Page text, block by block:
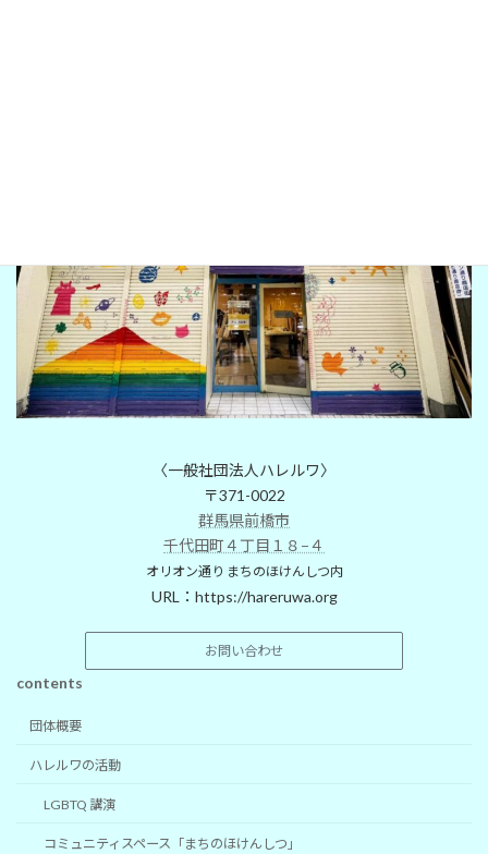
〈一般社団法人ハレルワ〉
〒371-0022
群馬県前橋市
千代田町４丁目１８−４
オリオン通り まちのほけんしつ内
URL： https://hareruwa.org
お問い合わせ
contents
団体概要
ハレルワの活動
LGBTQ 講演
コミュニティスペース「まちのほけんしつ」